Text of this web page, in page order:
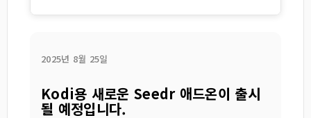
2025년 8월 25일
Kodi용 새로운 Seedr 애드온이 출시
될 예정입니다.